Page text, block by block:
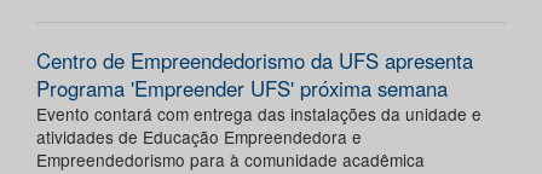
Centro de Empreendedorismo da UFS apresenta
Programa 'Empreender UFS' próxima semana
Evento contará com entrega das instalações da unidade e
atividades de Educação Empreendedora e
Empreendedorismo para à comunidade acadêmica